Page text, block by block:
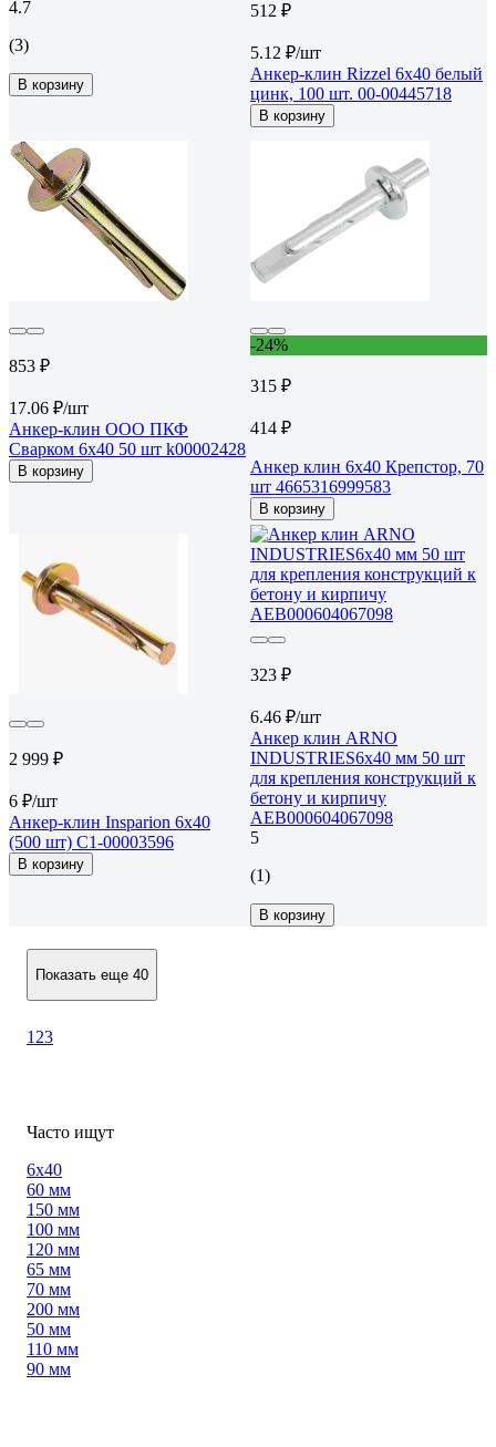
4.7
(3)
В корзину
512 ₽
5.12 ₽/шт
Анкер-клин Rizzel 6x40 белый
цинк, 100 шт. 00-00445718
В корзину
853 ₽
17.06 ₽/шт
Анкер-клин ООО ПКФ
Сварком 6x40 50 шт k00002428
В корзину
-24%
315 ₽
414 ₽
Анкер клин 6х40 Крепстор, 70
шт 4665316999583
В корзину
2 999 ₽
6 ₽/шт
Анкер-клин Insparion 6х40
(500 шт) С1-00003596
В корзину
323 ₽
6.46 ₽/шт
Анкер клин ARNO
INDUSTRIES6х40 мм 50 шт
для крепления конструкций к
бетону и кирпичу
AEB000604067098
5
(1)
В корзину
Показать еще 40
1 23
Часто ищут
6х40
60 мм
150 мм
100 мм
120 мм
65 мм
70 мм
200 мм
50 мм
110 мм
90 мм